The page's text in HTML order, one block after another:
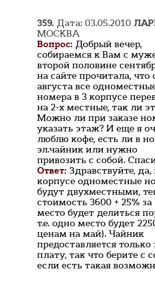
359. Дата: 03.05.2010
МОСКВА
Вопрос: Добрый вечер,
собираемся к Вам с
второй половине
на сайте прочитала, что
августа все
номера в 3 корпусе
на 2-х местные, так ли
Можно ли при заказе
указать этаж? И еще я
люблю кофе, есть ли в
эл.чайник или нужно
привозить с собой.
Ответ: Здравствуйте, да,
корпусе одноместные
будут двухместными,
стоимость 3600 + 25%
место будет делиться
т.е. одно место будет
ценам на май). Чайник
предоставляется только
плату, так что берите с
если есть такая